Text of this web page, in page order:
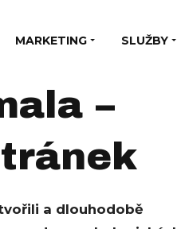
MARKETING SLUŽBY
–
a dlouhodobě